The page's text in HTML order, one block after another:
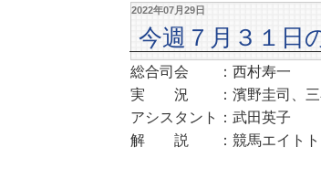
2022年07月29日
今週７月３１日
総合司会 ：西村寿一
実 況 ：濱野圭司、三宅
アシスタント：武田英子
解 説 ：競馬エイトト